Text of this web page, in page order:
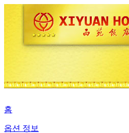
홈
옵션 정보